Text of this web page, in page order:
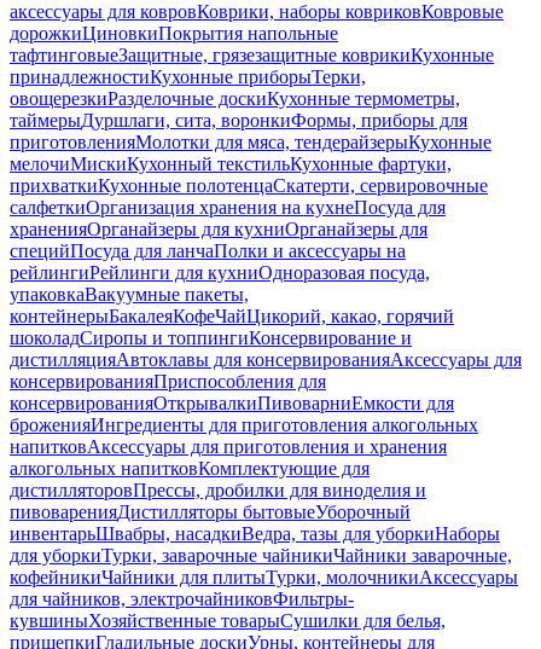
аксессуары для ковровКоврики, наборы ковриковКовровые
дорожкиЦиновкиПокрытия напольные
тафтинговыеЗащитные, грязезащитные коврикиКухонные
принадлежностиКухонные приборыТерки,
овощерезкиРазделочные доскиКухонные термометры,
таймерыДуршлаги, сита, воронкиФормы, приборы для
приготовленияМолотки для мяса, тендерайзерыКухонные
мелочиМискиКухонный текстильКухонные фартуки,
прихваткиКухонные полотенцаСкатерти, сервировочные
салфеткиОрганизация хранения на кухнеПосуда для
храненияОрганайзеры для кухниОрганайзеры для
специйПосуда для ланчаПолки и аксессуары на
рейлингиРейлинги для кухниОдноразовая посуда,
упаковкаВакуумные пакеты,
контейнерыБакалеяКофеЧайЦикорий, какао, горячий
шоколадСиропы и топпингиКонсервирование и
дистилляцияАвтоклавы для консервированияАксессуары для
консервированияПриспособления для
консервированияОткрывалкиПивоварниЕмкости для
броженияИнгредиенты для приготовления алкогольных
напитковАксессуары для приготовления и хранения
алкогольных напитковКомплектующие для
дистилляторовПрессы, дробилки для виноделия и
пивоваренияДистилляторы бытовыеУборочный
инвентарьШвабры, насадкиВедра, тазы для уборкиНаборы
для уборкиТурки, заварочные чайникиЧайники заварочные,
кофейникиЧайники для плитыТурки, молочникиАксессуары
для чайников, электрочайниковФильтры-
кувшиныХозяйственные товарыСушилки для белья,
прищепкиГладильные доскиУрны, контейнеры для